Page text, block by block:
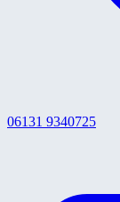
06131 9340725